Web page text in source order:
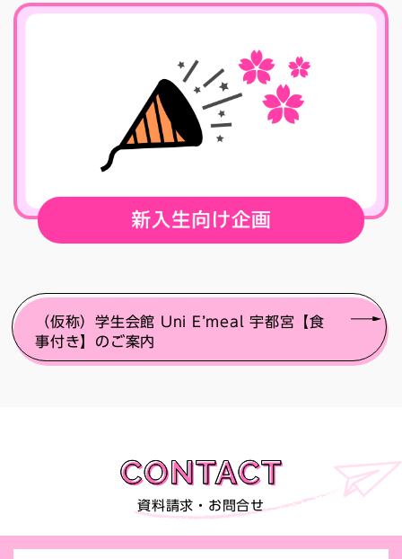
（仮称）学生会館 Uni E’meal 宇都宮【食
事付き】のご案内
資料請求・お問合せ